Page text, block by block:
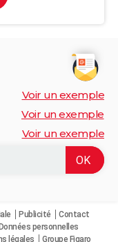
Voir un exemple
Voir un exemple
Voir un exemple
Publicité
Contact
Données personnelles
légales Groupe Figaro